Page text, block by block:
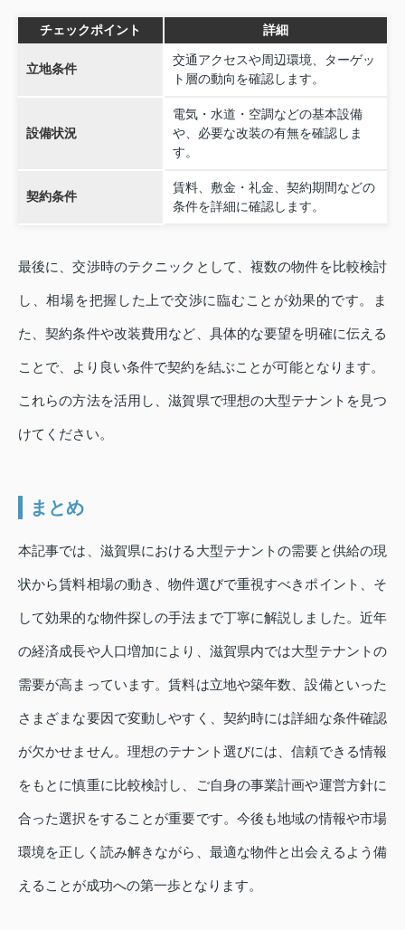
チェックポイント 詳細
立地条件
交通アクセスや周辺環境、ターゲッ
ト層の動向を確認します。
設備状況
電気・水道・空調などの基本設備
や、必要な改装の有無を確認しま
す。
契約条件
賃料、敷金・礼金、契約期間などの
条件を詳細に確認します。
最後に、交渉時のテクニックとして、複数の物件を比較検討
し、相場を把握した上で交渉に臨むことが効果的です。ま
た、契約条件や改装費用など、具体的な要望を明確に伝える
ことで、より良い条件で契約を結ぶことが可能となります。
これらの方法を活用し、滋賀県で理想の大型テナントを見つ
けてください。
まとめ
本記事では、滋賀県における大型テナントの需要と供給の現
状から賃料相場の動き、物件選びで重視すべきポイント、そ
して効果的な物件探しの手法まで丁寧に解説しました。近年
の経済成長や人口増加により、滋賀県内では大型テナントの
需要が高まっています。賃料は立地や築年数、設備といった
さまざまな要因で変動しやすく、契約時には詳細な条件確認
が欠かせません。理想のテナント選びには、信頼できる情報
をもとに慎重に比較検討し、ご自身の事業計画や運営方針に
合った選択をすることが重要です。今後も地域の情報や市場
環境を正しく読み解きながら、最適な物件と出会えるよう備
えることが成功への第一歩となります。